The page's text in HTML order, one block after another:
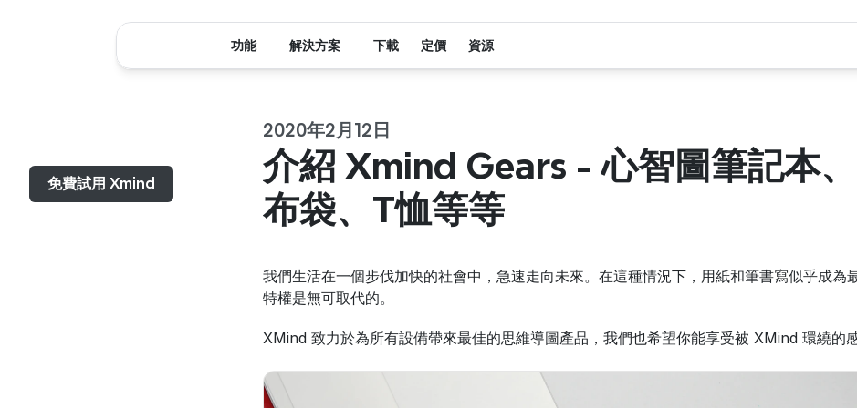
免費試用 Xmind
2020年2月12日
介紹 Xmind Gears - 心智圖筆記本
布袋、T恤等等
我們生活在一個步伐加快的社會中，急速走向未來。在這種情況下，用紙和筆書寫似乎成
特權是無可取代的。
XMind 致力於為所有設備帶來最佳的思維導圖產品，我們也希望你能享受被 XMind 環繞的
功能 解決方案 下載 定價 資源